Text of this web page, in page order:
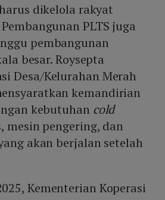
dikelola rakyat
PLTS juga
pembangunan
besar. Roysepta
Desa/Kelurahan Merah
kemandirian
kebutuhan cold
mesin pengering, dan
akan berjalan setelah
Kementerian Koperasi